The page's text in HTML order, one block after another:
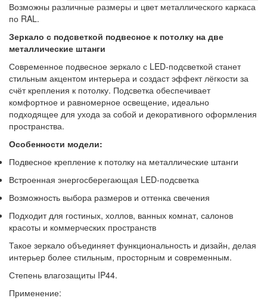
Возможны различные размеры и цвет металлического каркаса
по RAL.
Зеркало с подсветкой подвесное к потолку на две
металлические штанги
Современное подвесное зеркало с LED-подсветкой станет
стильным акцентом интерьера и создаст эффект лёгкости за
счёт крепления к потолку. Подсветка обеспечивает
комфортное и равномерное освещение, идеально
подходящее для ухода за собой и декоративного оформления
пространства.
Особенности модели:
Подвесное крепление к потолку на металлические штанги
Встроенная энергосберегающая LED-подсветка
Возможность выбора размеров и оттенка свечения
Подходит для гостиных, холлов, ванных комнат, салонов
красоты и коммерческих пространств
Такое зеркало объединяет функциональность и дизайн, делая
интерьер более стильным, просторным и современным.
Степень влагозащиты IP44.
Применение: